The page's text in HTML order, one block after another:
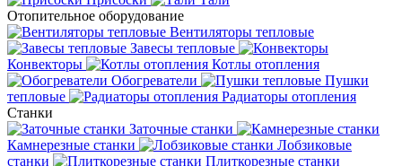
Отопительное оборудование
Вентиляторы тепловые
Завесы тепловые
Конвекторы
Котлы отопления
Обогреватели
Пушки
тепловые
Радиаторы отопления
Станки
Заточные станки
Камнерезные станки
Лобзиковые
станки
Плиткорезные станки